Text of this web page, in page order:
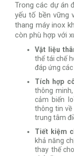
Trong các dự án
yếu tố bền vững
thang máy inox
còn phù hợp với
Vật liệu
thể tái chế
đáp ứng
Tích hợp
thông
cảm biến
thông tin
trung tâm
Tiết kiệm
khả năng
thay thế